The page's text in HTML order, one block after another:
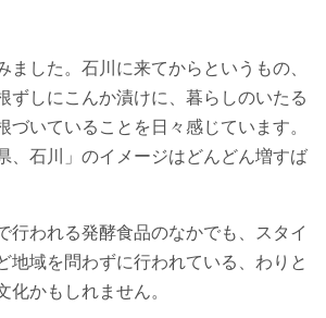
ました。石川に来てからというもの、
ずしにこんか漬けに、暮らしのいたる
づいていることを日々感じています。
、石川」のイメージはどんどん増すば
行われる発酵食品のなかでも、スタイ
地域を問わずに行われている、わりと
かもしれません。